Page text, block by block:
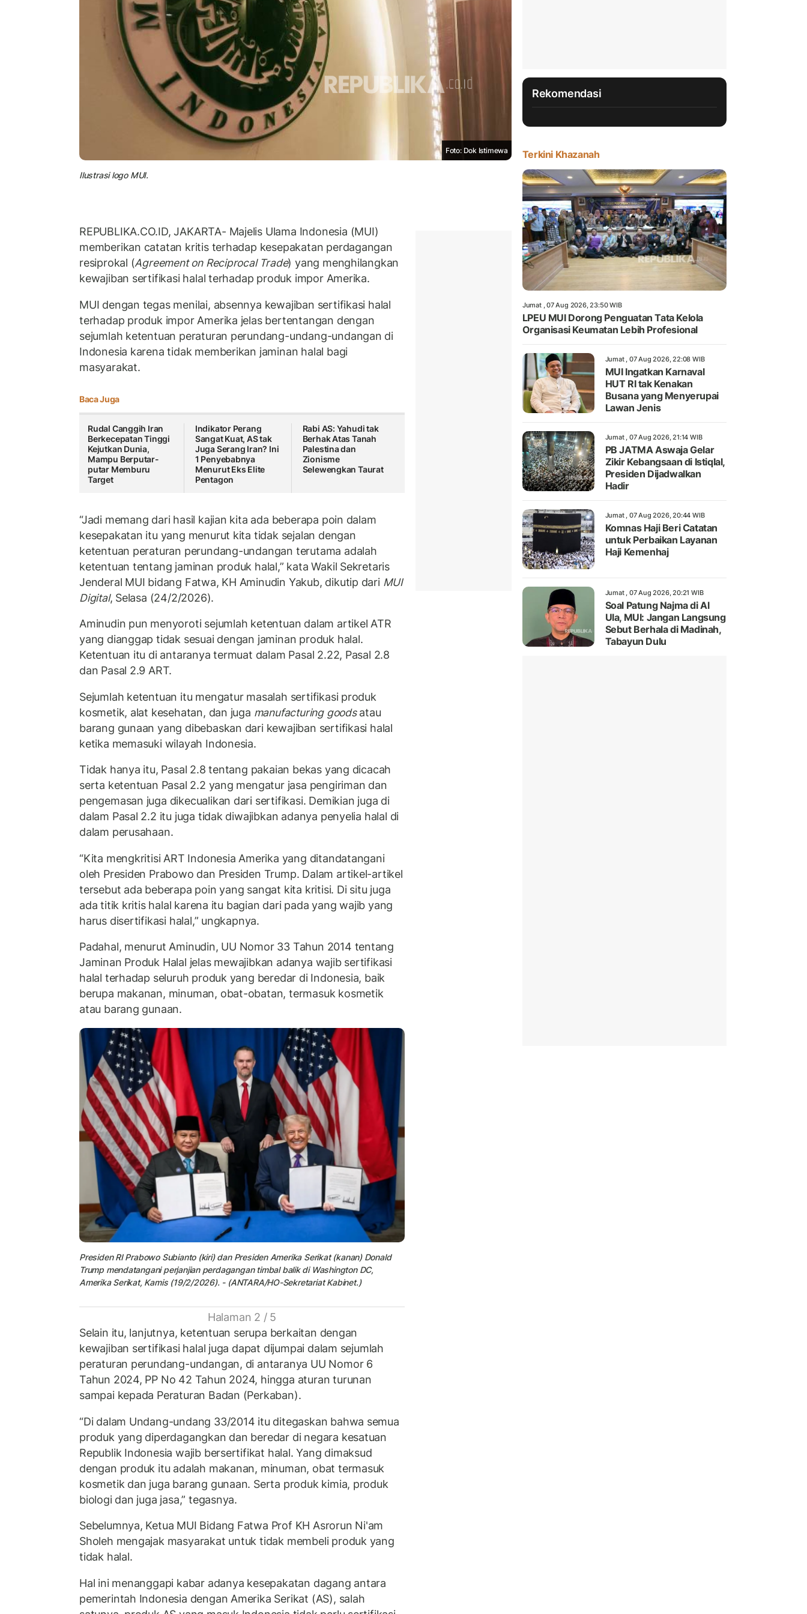
Foto: Dok Istimewa
Ilustrasi logo MUI.
REPUBLIKA.CO.ID, JAKARTA- Majelis Ulama Indonesia (MUI)
memberikan catatan kritis terhadap kesepakatan perdagangan
resiprokal (Agreement on Reciprocal Trade) yang menghilangkan
kewajiban sertifikasi halal terhadap produk impor Amerika.
MUI dengan tegas menilai, absennya kewajiban sertifikasi halal
terhadap produk impor Amerika jelas bertentangan dengan
sejumlah ketentuan peraturan perundang-undang-undangan di
Indonesia karena tidak memberikan jaminan halal bagi
masyarakat.
Baca Juga
Rudal Canggih Iran
Berkecepatan Tinggi
Kejutkan Dunia,
Mampu Berputar-
putar Memburu
Target
Indikator Perang
Sangat Kuat, AS tak
Juga Serang Iran? Ini
1 Penyebabnya
Menurut Eks Elite
Pentagon
Rabi AS: Yahudi tak
Berhak Atas Tanah
Palestina dan
Zionisme
Selewengkan Taurat
“Jadi memang dari hasil kajian kita ada beberapa poin dalam
kesepakatan itu yang menurut kita tidak sejalan dengan
ketentuan peraturan perundang-undangan terutama adalah
ketentuan tentang jaminan produk halal,” kata Wakil Sekretaris
Jenderal MUI bidang Fatwa, KH Aminudin Yakub, dikutip dariMUI
Digital, Selasa (24/2/2026).
Aminudin pun menyoroti sejumlah ketentuan dalam artikel ATR
yang dianggap tidak sesuai dengan jaminan produk halal.
Ketentuan itu di antaranya termuat dalam Pasal 2.22, Pasal 2.8
dan Pasal 2.9 ART.
Sejumlah ketentuan itu mengatur masalah sertifikasi produk
kosmetik, alat kesehatan, dan juga manufacturing goodsatau
barang gunaan yang dibebaskan dari kewajiban sertifikasi halal
ketika memasuki wilayah Indonesia.
Tidak hanya itu, Pasal 2.8 tentang pakaian bekas yang dicacah
serta ketentuan Pasal 2.2 yang mengatur jasa pengiriman dan
pengemasan juga dikecualikan dari sertifikasi. Demikian juga di
dalam Pasal 2.2 itu juga tidak diwajibkan adanya penyelia halal di
dalam perusahaan.
“Kita mengkritisi ART Indonesia Amerika yang ditandatangani
oleh Presiden Prabowo dan Presiden Trump. Dalam artikel-artikel
tersebut ada beberapa poin yang sangat kita kritisi. Di situ juga
ada titik kritis halal karena itu bagian dari pada yang wajib yang
harus disertifikasi halal,” ungkapnya.
Padahal, menurut Aminudin, UU Nomor 33 Tahun 2014 tentang
Jaminan Produk Halal jelas mewajibkan adanya wajib sertifikasi
halal terhadap seluruh produk yang beredar di Indonesia, baik
berupa makanan, minuman, obat-obatan, termasuk kosmetik
atau barang gunaan.
Presiden RI Prabowo Subianto (kiri) dan Presiden Amerika Serikat (kanan) Donald
Trump mendatangani perjanjian perdagangan timbal balik di Washington DC,
Amerika Serikat, Kamis (19/2/2026). - (ANTARA/HO-Sekretariat Kabinet.)
Halaman 2 / 5
Selain itu, lanjutnya, ketentuan serupa berkaitan dengan
kewajiban sertifikasi halal juga dapat dijumpai dalam sejumlah
peraturan perundang-undangan, di antaranya UU Nomor 6
Tahun 2024, PP No 42 Tahun 2024, hingga aturan turunan
sampai kepada Peraturan Badan (Perkaban).
“Di dalam Undang-undang 33/2014 itu ditegaskan bahwa semua
produk yang diperdagangkan dan beredar di negara kesatuan
Republik Indonesia wajib bersertifikat halal. Yang dimaksud
dengan produk itu adalah makanan, minuman, obat termasuk
kosmetik dan juga barang gunaan. Serta produk kimia, produk
biologi dan juga jasa,” tegasnya.
Sebelumnya, Ketua MUI Bidang Fatwa Prof KH Asrorun Ni'am
Sholeh mengajak masyarakat untuk tidak membeli produk yang
tidak halal.
Hal ini menanggapi kabar adanya kesepakatan dagang antara
pemerintah Indonesia dengan Amerika Serikat (AS), salah
Rekomendasi
Terkini Khazanah
Jumat , 07 Aug 2026, 23:50 WIB
LPEU MUI Dorong Penguatan Tata Kelola
Organisasi Keumatan Lebih Profesional
Jumat , 07 Aug 2026, 22:08 WIB
MUI Ingatkan Karnaval
HUT RI tak Kenakan
Busana yang Menyerupai
Lawan Jenis
Jumat , 07 Aug 2026, 21:14 WIB
PB JATMA Aswaja Gelar
Zikir Kebangsaan di Istiqlal,
Presiden Dijadwalkan
Hadir
Jumat , 07 Aug 2026, 20:44 WIB
Komnas Haji Beri Catatan
untuk Perbaikan Layanan
Haji Kemenhaj
Jumat , 07 Aug 2026, 20:21 WIB
Soal Patung Najma di Al
Ula, MUI: Jangan Langsung
Sebut Berhala di Madinah,
Tabayun Dulu